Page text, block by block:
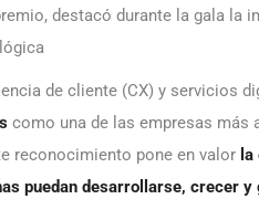
destacó durante la gala la
de cliente (CX) y servicios
como una de las empresas más
reconocimiento pone en valor la
puedan desarrollarse, crecer y